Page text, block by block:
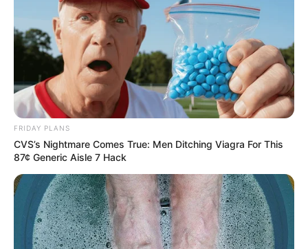
FRIDAY PLANS
CVS’s Nightmare Comes True: Men Ditching Viagra For This
87¢ Generic Aisle 7 Hack